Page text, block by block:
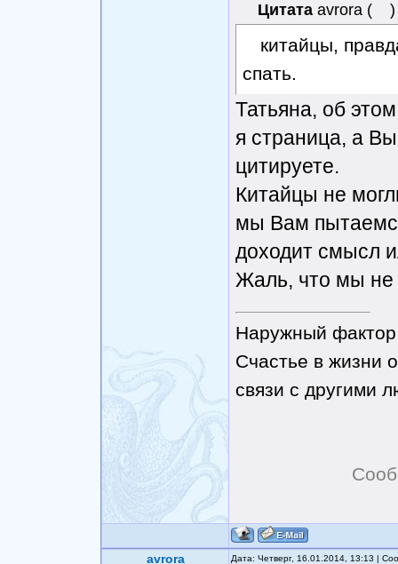
Цитата avrora ( )
китайцы,
спать.
Татьяна, об
я страница, а
цитируете.
Китайцы не
мы Вам
доходит смысл
Жаль, что мы
Наружный фактор
Счастье в жизни
связи с другими
avrora Дата: Четверг, 16.01.2014, 13:13 |